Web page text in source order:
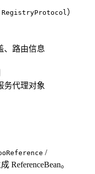
RegistryProtocol）
、路由信息
务代理对象
/
ReferenceBean。